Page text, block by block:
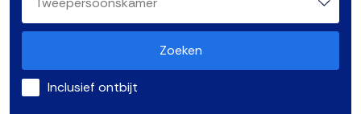
Zoeken
Inclusief ontbijt